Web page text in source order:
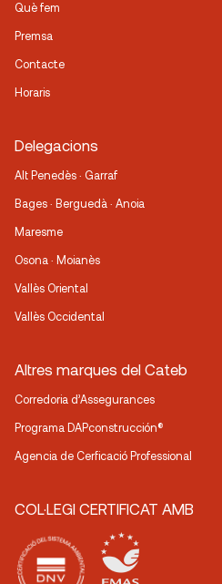
Què fem
Premsa
Contacte
Horaris
Delegacions
Alt Penedès · Garraf
Bages · Berguedà · Anoia
Maresme
Osona · Moianès
Vallès Oriental
Vallès Occidental
Altres marques del Cateb
Corredoria d’Assegurances
Programa DAPconstrucción®
Agencia de Cerficació Professional
COL·LEGI CERTIFICAT AMB